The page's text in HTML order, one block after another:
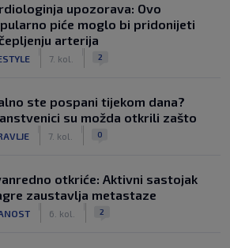
upozorava: Ovo
piće moglo bi pridonijeti
arterija
7. kol. 2
ste pospani tijekom dana?
su možda otkrili zašto
7. kol. 0
otkriće: Aktivni sastojak
zaustavlja metastaze
6. kol. 2